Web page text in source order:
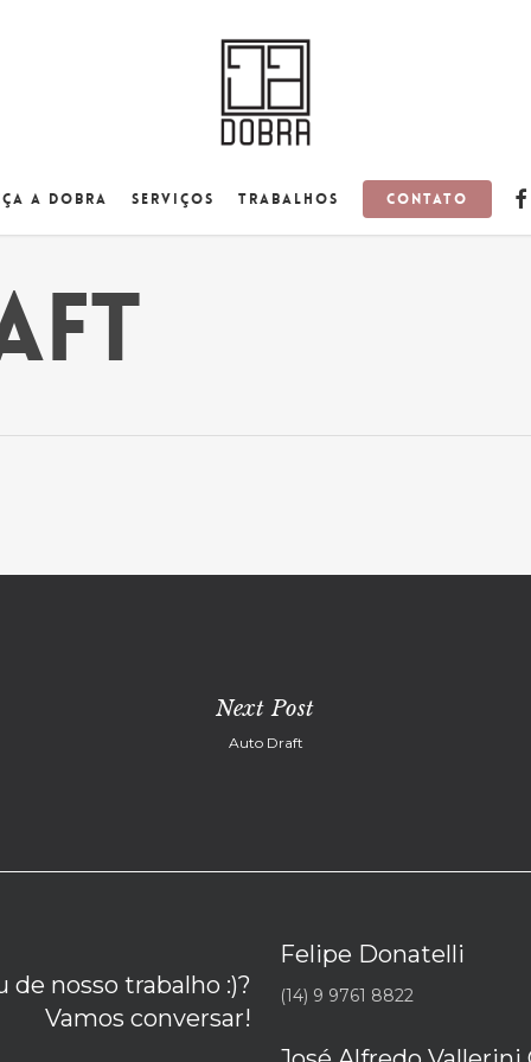
a Dobra Serviços Trabalhos Contato
Next Post
Auto Draft
de nosso trabalho :)?
Vamos conversar!
Felipe Donatelli
(14) 9 9761 8822